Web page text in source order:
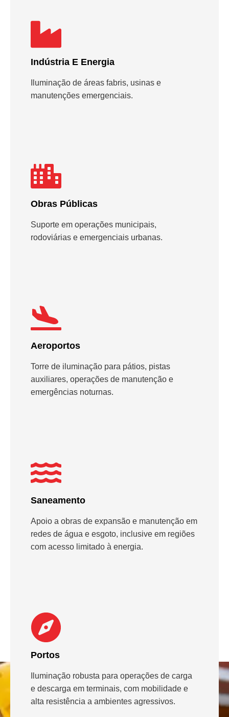
Indústria E Energia
Iluminação de áreas fabris, usinas e
manutenções emergenciais.
Obras Públicas
Suporte em operações municipais,
rodoviárias e emergenciais urbanas.
Aeroportos
Torre de iluminação para pátios, pistas
auxiliares, operações de manutenção e
emergências noturnas.
Saneamento
Apoio a obras de expansão e manutenção em
redes de água e esgoto, inclusive em regiões
com acesso limitado à energia.
Portos
Iluminação robusta para operações de carga
e descarga em terminais, com mobilidade e
alta resistência a ambientes agressivos.